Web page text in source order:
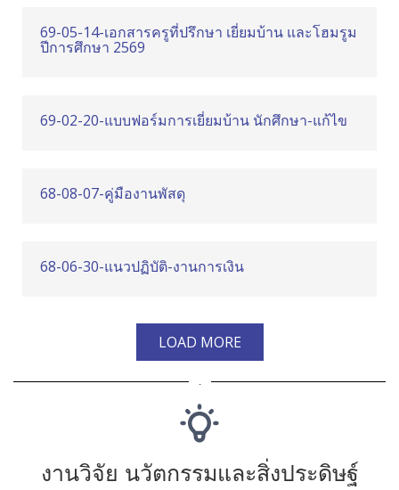
69-05-14-เอกสารครูที่ปรึกษา เยี่ยมบ้าน และโฮมรูม
ปีการศึกษา 2569
69-02-20-แบบฟอร์มการเยี่ยมบ้าน นักศึกษา-แก้ไข
68-08-07-คู่มืองานพัสดุ
68-06-30-แนวปฏิบัติ-งานการเงิน
LOAD MORE
.
งานวิจัย นวัตกรรมและสิ่งประดิษฐ์